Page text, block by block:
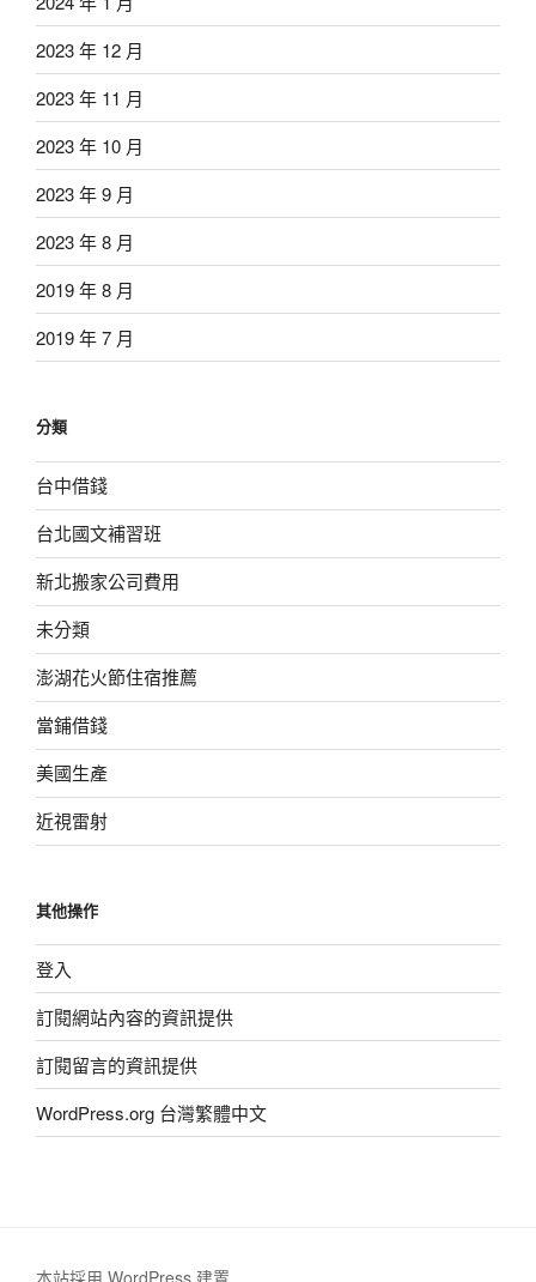
2023 年 12 月
2023 年 11 月
2023 年 10 月
2023 年 9 月
2023 年 8 月
2019 年 8 月
2019 年 7 月
分類
台中借錢
台北國文補習班
新北搬家公司費用
未分類
澎湖花火節住宿推薦
當鋪借錢
美國生產
近視雷射
其他操作
登入
訂閱網站內容的資訊提供
訂閱留言的資訊提供
WordPress.org 台灣繁體中文